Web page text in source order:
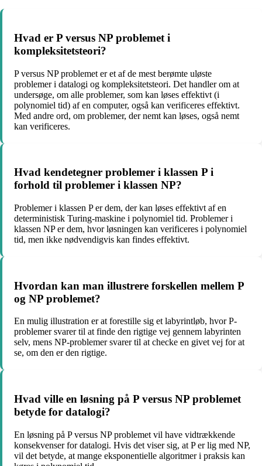
Hvad er P versus NP problemet i
kompleksitetsteori?
P versus NP problemet er et af de mest berømte uløste
problemer i datalogi og kompleksitetsteori. Det handler om at
undersøge, om alle problemer, som kan løses effektivt (i
polynomiel tid) af en computer, også kan verificeres effektivt.
Med andre ord, om problemer, der nemt kan løses, også nemt
kan verificeres.
Hvad kendetegner problemer i klassen P i
forhold til problemer i klassen NP?
Problemer i klassen P er dem, der kan løses effektivt af en
deterministisk Turing-maskine i polynomiel tid. Problemer i
klassen NP er dem, hvor løsningen kan verificeres i polynomiel
tid, men ikke nødvendigvis kan findes effektivt.
Hvordan kan man illustrere forskellen mellem P
og NP problemet?
En mulig illustration er at forestille sig et labyrintløb, hvor P-
problemer svarer til at finde den rigtige vej gennem labyrinten
selv, mens NP-problemer svarer til at checke en givet vej for at
se, om den er den rigtige.
Hvad ville en løsning på P versus NP problemet
betyde for datalogi?
En løsning på P versus NP problemet vil have vidtrækkende
konsekvenser for datalogi. Hvis det viser sig, at P er lig med NP,
vil det betyde, at mange eksponentielle algoritmer i praksis kan